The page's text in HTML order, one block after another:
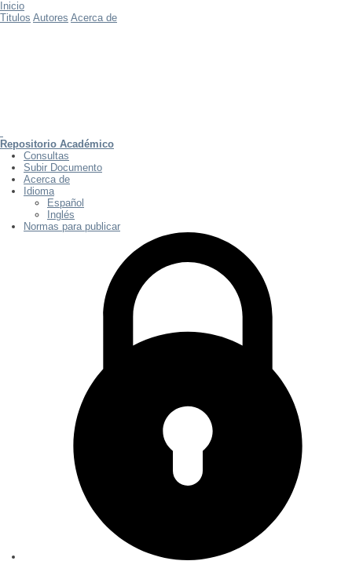
Inicio
Titulos Autores Acerca de
Repositorio Académico
Consultas
Subir Documento
Acerca de
Idioma
Español
Inglés
Normas para publicar